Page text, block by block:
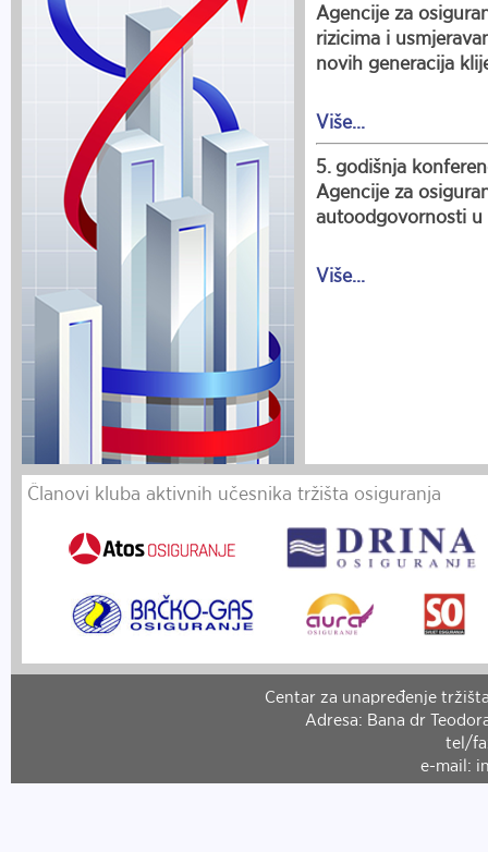
Agencije za
rizicima i
novih generacija
Više...
5. godišnja
Agencije za
autoodgovornosti u
Više...
Članovi kluba aktivnih učesnika tržišta osiguranja
Centar za unapređenje
Adresa: Bana dr
tel/
e-mail: